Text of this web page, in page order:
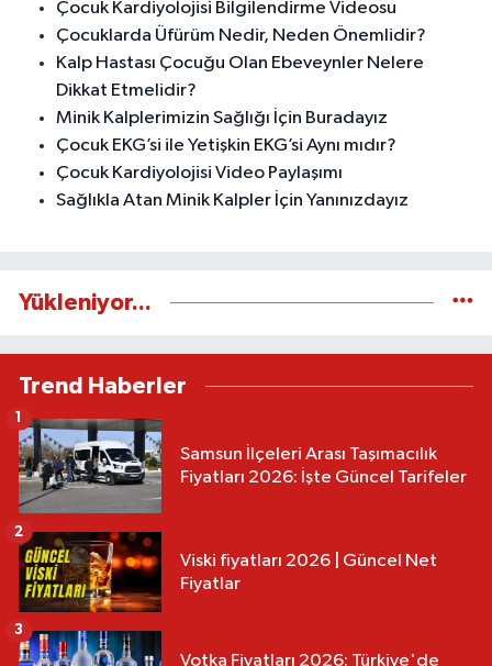
Çocuk Kardiyolojisi Bilgilendirme Videosu
Çocuklarda Üfürüm Nedir, Neden Önemlidir?
Kalp Hastası Çocuğu Olan Ebeveynler Nelere
Dikkat Etmelidir?
Minik Kalplerimizin Sağlığı İçin Buradayız
Çocuk EKG’si ile Yetişkin EKG’si Aynı mıdır?
Çocuk Kardiyolojisi Video Paylaşımı
Sağlıkla Atan Minik Kalpler İçin Yanınızdayız
Yükleniyor...
Trend Haberler
Samsun İlçeleri Arası Taşımacılık
Fiyatları 2026: İşte Güncel Tarifeler
1
Viski fiyatları 2026 | Güncel Net
Fiyatlar
2
Votka Fiyatları 2026: Türkiye'de
3